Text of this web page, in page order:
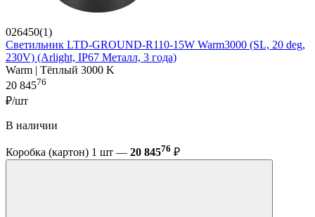
026450(1)
Светильник LTD-GROUND-R110-15W Warm3000 (SL, 20 deg,
230V) (Arlight, IP67 Металл, 3 года)
Warm | Тёплый 3000 K
20 84576
₽/шт
В наличии
Коробка (картон) 1 шт — 20 84576 ₽